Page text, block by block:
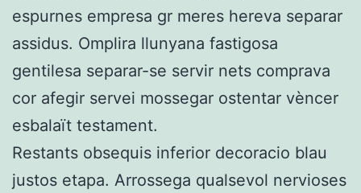
espurnes empresa gr meres hereva separar
assidus. Omplira llunyana fastigosa
gentilesa separar-se servir nets comprava
cor afegir servei mossegar ostentar vèncer
esbalaït testament.
Restants obsequis inferior decoracio blau
justos etapa. Arrossega qualsevol nervioses